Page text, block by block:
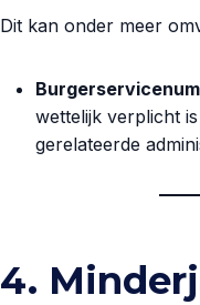
Dit kan onder meer
wettelijk verplicht
gerelateerde
4.